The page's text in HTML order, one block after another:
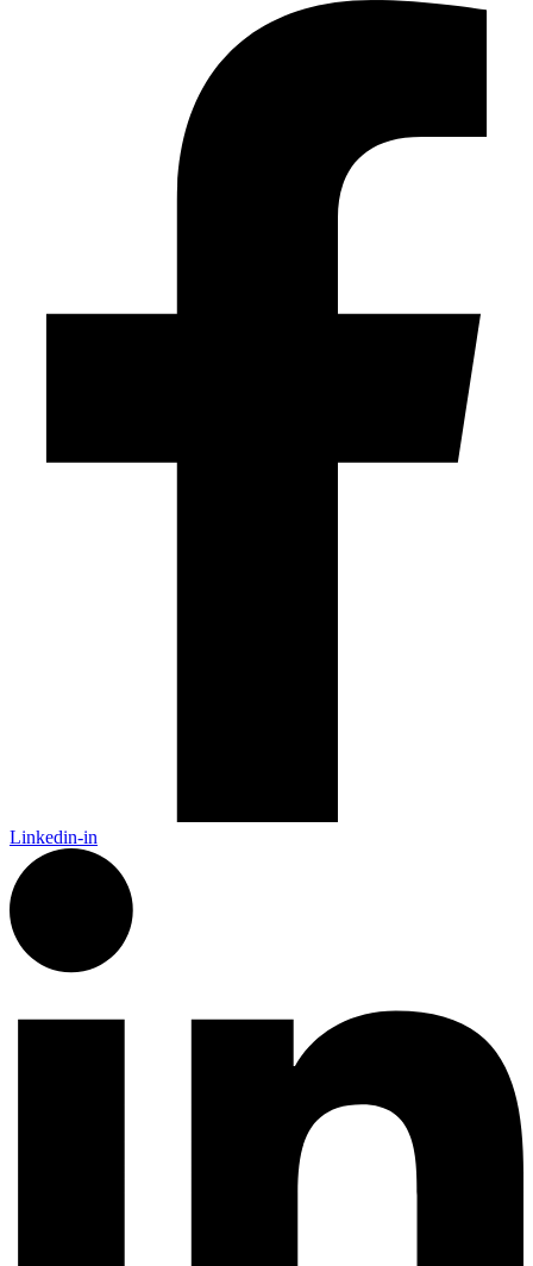
Linkedin-in